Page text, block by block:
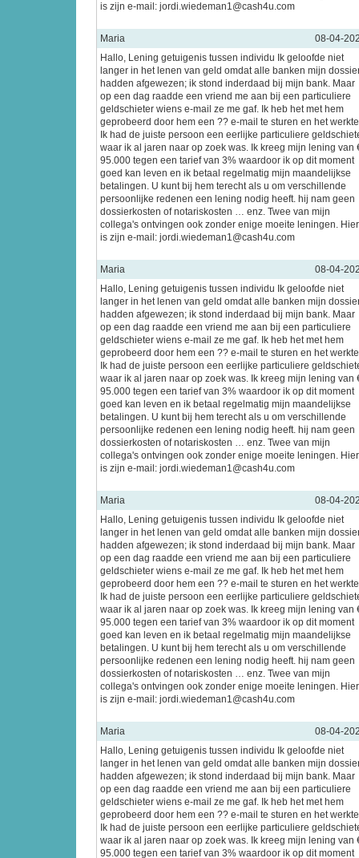
is zijn e-mail: jordi.wiedeman1@cash4u.com
Maria
08-04-
Hallo, Lening getuigenis tussen individu Ik geloofde niet
langer in het lenen van geld omdat alle banken mijn
hadden afgewezen; ik stond inderdaad bij mijn bank. Maar
op een dag raadde een vriend me aan bij een particuliere
geldschieter wiens e-mail ze me gaf. Ik heb het met hem
geprobeerd door hem een ?? e-mail te sturen en het
Ik had de juiste persoon een eerlijke particuliere
waar ik al jaren naar op zoek was. Ik kreeg mijn lening van
95.000 tegen een tarief van 3% waardoor ik op dit moment
goed kan leven en ik betaal regelmatig mijn maandelijkse
betalingen. U kunt bij hem terecht als u om verschillende
persoonlijke redenen een lening nodig heeft. hij nam geen
dossierkosten of notariskosten … enz. Twee van mijn
collega's ontvingen ook zonder enige moeite leningen. Hier
is zijn e-mail: jordi.wiedeman1@cash4u.com
Maria
08-04-
Hallo, Lening getuigenis tussen individu Ik geloofde niet
langer in het lenen van geld omdat alle banken mijn
hadden afgewezen; ik stond inderdaad bij mijn bank. Maar
op een dag raadde een vriend me aan bij een particuliere
geldschieter wiens e-mail ze me gaf. Ik heb het met hem
geprobeerd door hem een ?? e-mail te sturen en het
Ik had de juiste persoon een eerlijke particuliere
waar ik al jaren naar op zoek was. Ik kreeg mijn lening van
95.000 tegen een tarief van 3% waardoor ik op dit moment
goed kan leven en ik betaal regelmatig mijn maandelijkse
betalingen. U kunt bij hem terecht als u om verschillende
persoonlijke redenen een lening nodig heeft. hij nam geen
dossierkosten of notariskosten … enz. Twee van mijn
collega's ontvingen ook zonder enige moeite leningen. Hier
is zijn e-mail: jordi.wiedeman1@cash4u.com
Maria
08-04-
Hallo, Lening getuigenis tussen individu Ik geloofde niet
langer in het lenen van geld omdat alle banken mijn
hadden afgewezen; ik stond inderdaad bij mijn bank. Maar
op een dag raadde een vriend me aan bij een particuliere
geldschieter wiens e-mail ze me gaf. Ik heb het met hem
geprobeerd door hem een ?? e-mail te sturen en het
Ik had de juiste persoon een eerlijke particuliere
waar ik al jaren naar op zoek was. Ik kreeg mijn lening van
95.000 tegen een tarief van 3% waardoor ik op dit moment
goed kan leven en ik betaal regelmatig mijn maandelijkse
betalingen. U kunt bij hem terecht als u om verschillende
persoonlijke redenen een lening nodig heeft. hij nam geen
dossierkosten of notariskosten … enz. Twee van mijn
collega's ontvingen ook zonder enige moeite leningen. Hier
is zijn e-mail: jordi.wiedeman1@cash4u.com
Maria
08-04-
Hallo, Lening getuigenis tussen individu Ik geloofde niet
langer in het lenen van geld omdat alle banken mijn
hadden afgewezen; ik stond inderdaad bij mijn bank. Maar
op een dag raadde een vriend me aan bij een particuliere
geldschieter wiens e-mail ze me gaf. Ik heb het met hem
geprobeerd door hem een ?? e-mail te sturen en het
Ik had de juiste persoon een eerlijke particuliere
waar ik al jaren naar op zoek was. Ik kreeg mijn lening van
95.000 tegen een tarief van 3% waardoor ik op dit moment